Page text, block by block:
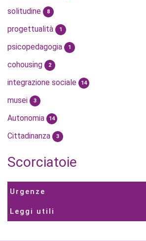
solitudine 8
progettualità 1
psicopedagogia 1
cohousing 2
integrazione sociale 14
musei 3
Autonomia 14
Cittadinanza 3
Scorciatoie
Urgenze
Leggi utili